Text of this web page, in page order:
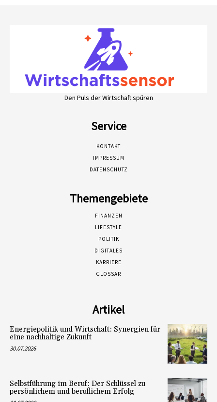
Den Puls der Wirtschaft spüren
Service
KONTAKT
IMPRESSUM
DATENSCHUTZ
Themengebiete
FINANZEN
LIFESTYLE
POLITIK
DIGITALES
KARRIERE
GLOSSAR
Artikel
Energiepolitik und Wirtschaft: Synergien für
eine nachhaltige Zukunft
30.07.2026
Selbstführung im Beruf: Der Schlüssel zu
persönlichem und beruflichem Erfolg